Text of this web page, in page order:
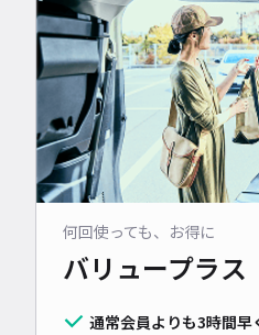
何回使っても、お得に
バリュープラス
通常会員よりも3時間早